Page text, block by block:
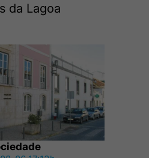
da Lagoa